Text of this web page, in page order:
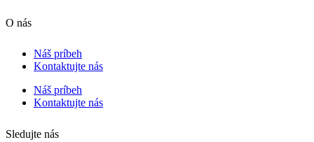
O nás
Náš príbeh
Kontaktujte nás
Náš príbeh
Kontaktujte nás
Sledujte nás